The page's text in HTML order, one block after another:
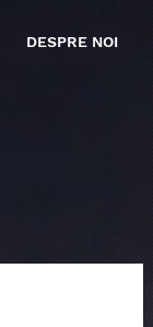
DESPRE NOI